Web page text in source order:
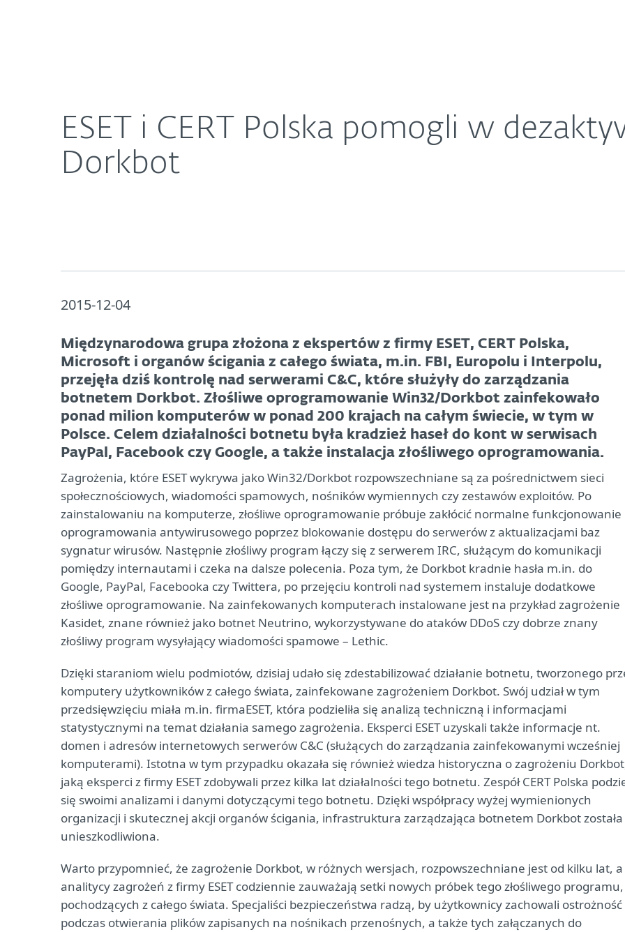
ESET i CERT Polska pomogli w
Dorkbot
2015-12-04
Międzynarodowa grupa złożona z ekspertów z firmy ESET, CERT Polska,
Microsoft i organów ścigania z całego świata, m.in. FBI, Europolu i Interpolu,
przejęła dziś kontrolę nad serwerami C&C, które służyły do zarządzania
botnetem Dorkbot. Złośliwe oprogramowanie Win32/Dorkbot zainfekowało
ponad milion komputerów w ponad 200 krajach na całym świecie, w tym w
Polsce. Celem działalności botnetu była kradzież haseł do kont w serwisach
PayPal, Facebook czy Google, a także instalacja złośliwego oprogramowania.
Zagrożenia, które ESET wykrywa jako Win32/Dorkbot rozpowszechniane są za pośrednictwem sieci
społecznościowych, wiadomości spamowych, nośników wymiennych czy zestawów exploitów. Po
zainstalowaniu na komputerze, złośliwe oprogramowanie próbuje zakłócić normalne funkcjonowanie
oprogramowania antywirusowego poprzez blokowanie dostępu do serwerów z aktualizacjami baz
sygnatur wirusów. Następnie złośliwy program łączy się z serwerem IRC, służącym do komunikacji
pomiędzy internautami i czeka na dalsze polecenia. Poza tym, że Dorkbot kradnie hasła m.in. do
Google, PayPal, Facebooka czy Twittera, po przejęciu kontroli nad systemem instaluje dodatkowe
złośliwe oprogramowanie. Na zainfekowanych komputerach instalowane jest na przykład zagrożenie
Kasidet, znane również jako botnet Neutrino, wykorzystywane do ataków DDoS czy dobrze znany
złośliwy program wysyłający wiadomości spamowe – Lethic.
Dzięki staraniom wielu podmiotów, dzisiaj udało się zdestabilizować działanie botnetu, tworzonego
komputery użytkowników z całego świata, zainfekowane zagrożeniem Dorkbot. Swój udział w tym
przedsięwzięciu miała m.in. firmaESET, która podzieliła się analizą techniczną i informacjami
statystycznymi na temat działania samego zagrożenia. Eksperci ESET uzyskali także informacje nt.
domen i adresów internetowych serwerów C&C (służących do zarządzania zainfekowanymi wcześniej
komputerami). Istotna w tym przypadku okazała się również wiedza historyczna o zagrożeniu
jaką eksperci z firmy ESET zdobywali przez kilka lat działalności tego botnetu. Zespół CERT Polska
się swoimi analizami i danymi dotyczącymi tego botnetu. Dzięki współpracy wyżej wymienionych
organizacji i skutecznej akcji organów ścigania, infrastruktura zarządzająca botnetem Dorkbot została
unieszkodliwiona.
Warto przypomnieć, że zagrożenie Dorkbot, w różnych wersjach, rozpowszechniane jest od kilku lat, a
analitycy zagrożeń z firmy ESET codziennie zauważają setki nowych próbek tego złośliwego programu,
pochodzących z całego świata. Specjaliści bezpieczeństwa radzą, by użytkownicy zachowali ostrożność
podczas otwierania plików zapisanych na nośnikach przenośnych, a także tych załączanych do